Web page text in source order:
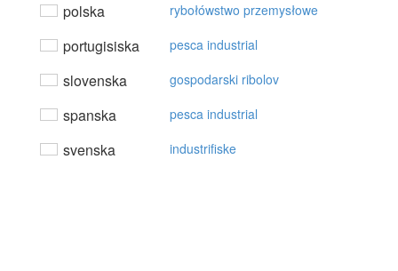
polska rybołówstwo przemysłowe
portugisiska pesca industrial
slovenska gospodarski ribolov
spanska pesca industrial
svenska industrifiske